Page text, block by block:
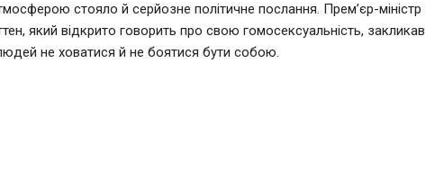
стояло й серйозне політичне послання. Прем’єр-міністр
який відкрито говорить про свою гомосексуальність, закликав
не ховатися й не боятися бути собою.